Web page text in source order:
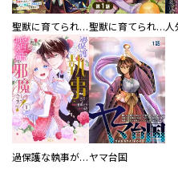
聖獣に育てられた少年の異世界ゆるり放浪記～神様からもらったチート魔法で、仲間たちとスローライフを満喫中～ 聖獣に育てられた少年の異世界ゆるり放浪記～神様からもらったチート魔法で、仲間たちとスローライフを満喫中～【分冊版】
過保護な執事が私の婚活を邪魔してきます！ ヤマ台国